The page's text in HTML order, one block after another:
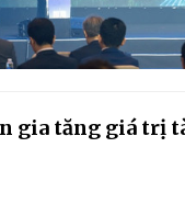
gia tăng giá trị